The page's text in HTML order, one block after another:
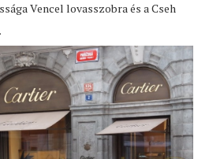
Vencel lovasszobra és a Cseh